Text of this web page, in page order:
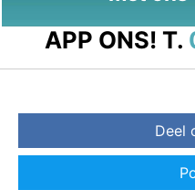
APP ONS! T.
Deel